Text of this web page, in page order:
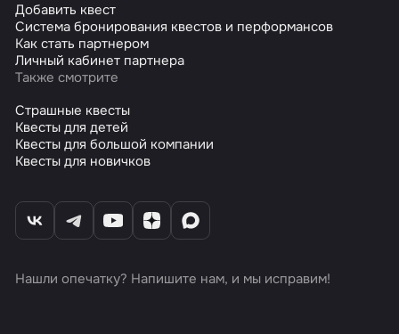
Добавить квест
Система бронирования квестов и перформансов
Как стать партнером
Личный кабинет партнера
Также смотрите
Страшные квесты
Квесты для детей
Квесты для большой компании
Квесты для новичков
Нашли опечатку? Напишите нам, и мы исправим!